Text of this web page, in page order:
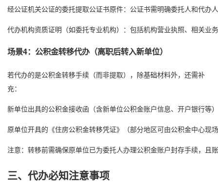
经公证机关公证的委托提取公证书原件：公证书需明确委托人和代
代办机构资质证明（如委托专业机构）：包括机构营业执照、相关业
场景4：公积金转移代办（离职后转入新单位）
若代办的是公积金转移手续（而非提取），除基础材料外，还需补
充：
新单位出具的公积金接收函（含新单位公积金账户信息、开户银行等
原单位开具的《住房公积金转移凭证》（部分地区可由公积金中心现
注意：转移前需确保原单位已为委托人办理公积金账户封存手续，且
三、代办必知注意事项